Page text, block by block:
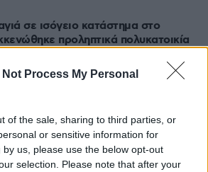
Not Process My Personal
of the sale, sharing to third parties, or
or sensitive information for
us, please use the below opt-out
selection. Please note that after your
σε ισόγειο κατάστημα στο
προληπτικά πολυκατοικία
εμφάνισή της η σύζυγος του Τζέντι
τους στην Τουρκία, βίντεο
ΕΙΔΗΣΕΙΣ